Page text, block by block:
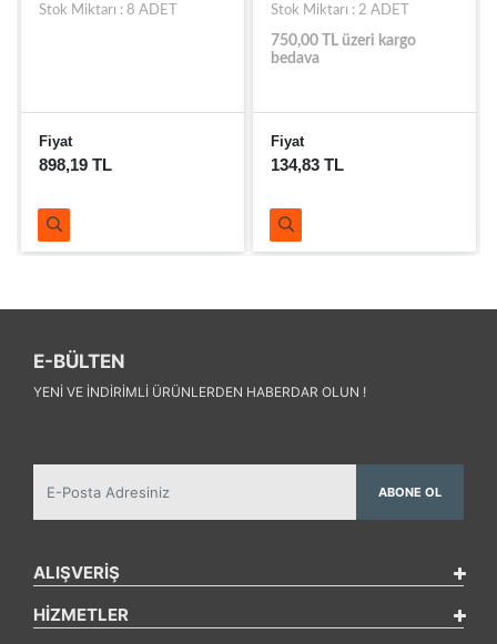
Stok Miktarı : 8 ADET
Fiyat
898,19 TL
Stok Miktarı : 2 ADET
750,00 TL üzeri kargo
bedava
Fiyat
134,83 TL
E-BÜLTEN
YENI VE INDIRIMLI ÜRÜNLERDEN HABERDAR OLUN !
ABONE OL
ALIŞVERİŞ
HİZMETLER